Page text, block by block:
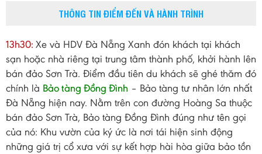
THÔNG TIN ĐIỂM ĐẾN VÀ HÀNH TRÌNH
13h30: Xe và HDV Đà Nẵng Xanh đón khách tại khách
sạn hoặc nhà riêng tại trung tâm thành phố, khởi hành lên
bán đảo Sơn Trà. Điểm đầu tiên du khách sẽ ghé thăm đó
chính là Bảo tàng Đồng Đình – Bảo tàng tư nhân lớn nhất
Đà Nẵng hiện nay. Nằm trên con đường Hoàng Sa thuộc
bán đảo Sơn Trà, Bảo tàng Đồng Đình đúng như tên gọi
của nó: Khu vườn của ký ức là nơi tái hiện sinh động
những giá trị cổ xưa với sự kết hợp hài hòa giữa bảo tồn